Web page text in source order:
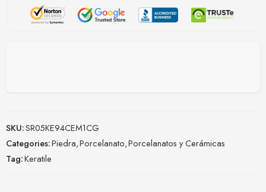
SKU:SR05KE94CEM1CG
Categories:Piedra,Porcelanato,Porcelanatos y Cerámicas
Tag:Keratile